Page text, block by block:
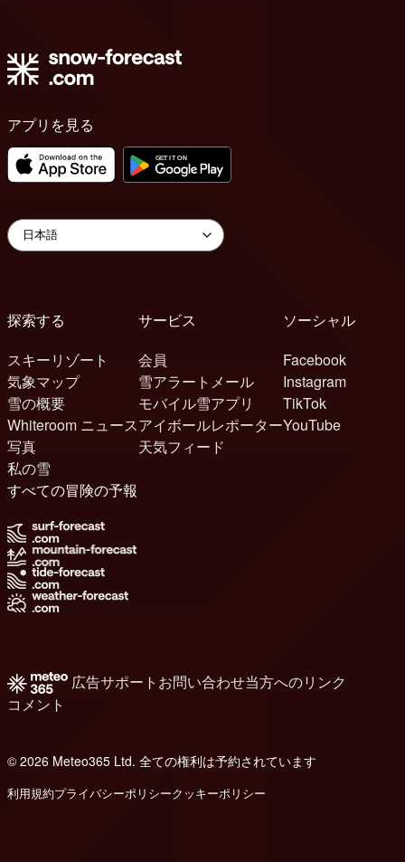
アプリを見る
探索する
スキーリゾート
気象マップ
雪の概要
Whiteroom ニュース
写真
私の雪
サービス
会員
雪アラートメール
モバイル雪アプリ
アイボールレポーター
天気フィード
ソーシャル
Facebook
Instagram
TikTok
YouTube
すべての冒険の予報
広告サポート お問い合わせ当方へのリンク
コメント
© 2026 Meteo365 Ltd. 全ての権利は予約されています
利用規約プライバシーポリシークッキーポリシー